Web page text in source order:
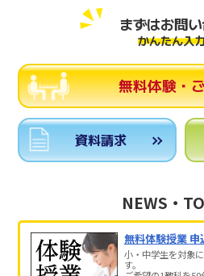
まずはお問
かんたん入
無料体験・
資料請求
NEWS・
無料体験授業 申
小・中学生を対象
す。